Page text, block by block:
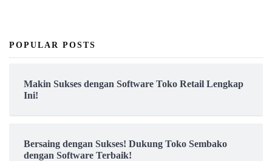
POPULAR POSTS
Makin Sukses dengan Software Toko Retail Lengkap
Ini!
Bersaing dengan Sukses! Dukung Toko Sembako
dengan Software Terbaik!